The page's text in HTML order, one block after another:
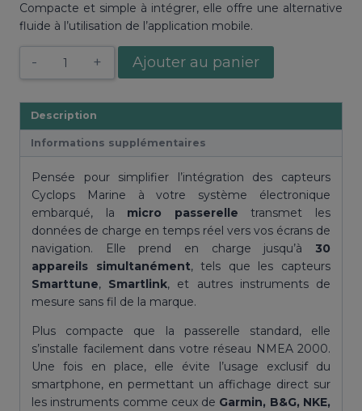
Compacte et simple à intégrer, elle offre une alternative
fluide à l’utilisation de l’application mobile.
quantité
Passerelle
Cyclops
Marine
Ajouter au panier
Description
Informations supplémentaires
Pensée pour simplifier l’intégration des capteurs
Cyclops Marine à votre système électronique
embarqué, la micro passerelle transmet les
données de charge en temps réel vers vos écrans de
navigation. Elle prend en charge jusqu’à 30
appareils simultanément, tels que les capteurs
Smarttune, Smartlink, et autres instruments de
mesure sans fil de la marque.
Plus compacte que la passerelle standard, elle
s’installe facilement dans votre réseau NMEA 2000.
Une fois en place, elle évite l’usage exclusif du
smartphone, en permettant un affichage direct sur
les instruments comme ceux de Garmin, B&G, NKE,